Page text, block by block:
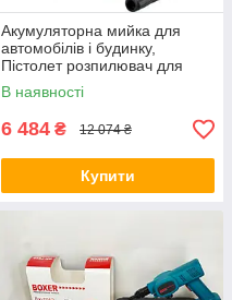
Акумуляторна мийка для
автомобілів і будинку,
Пістолет розпилювач для
мийки автомобіля KB-38
В наявності
6 484 ₴ 12 074 ₴
Купити